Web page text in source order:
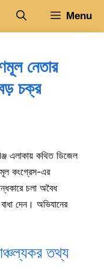
Menu
নেতার
চক্র
এলাকায় কথিত ডিজেল
কংগ্রেস-এর
চলা অবৈধ
বাধা দেন। অভিযানের
তথ্য